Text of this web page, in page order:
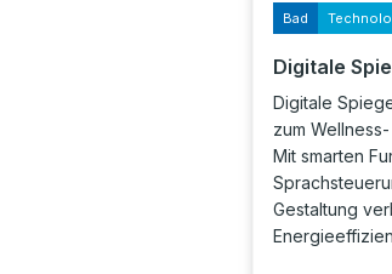
Bad
Digitale
Digitale
zum
Mit smarten
Gestaltung